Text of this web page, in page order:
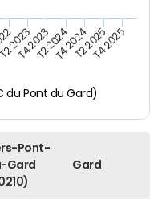
du Pont du Gard)
2023
T4 2023T2 2024T4 2024T2 2025T4 2025
Pont-
Gard
Gard